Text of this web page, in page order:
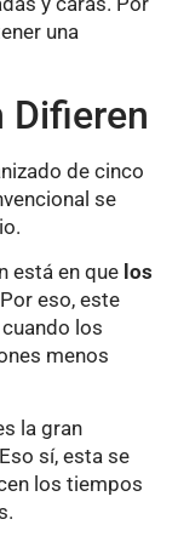
una
Difieren
de cinco
se
está en que los
eso, este
los
menos
la gran
sí, esta se
los tiempos